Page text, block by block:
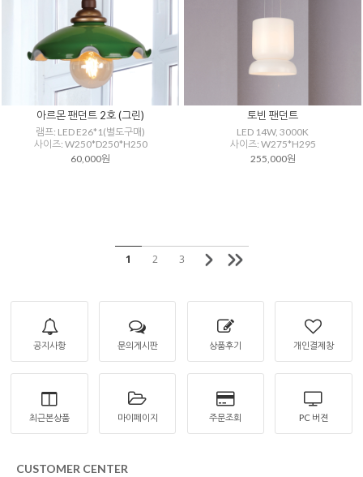
아르몬 팬던트 2호 (그린)
램프: LED E26*1(별도구매)
사이즈: W250*D250*H250
60,000원
토빈 팬던트
LED 14W, 3000K
사이즈: W275*H295
255,000원
1 2 3
공지사항 문의게시판 상품후기 개인결제창
최근본상품 마이페이지 주문조회 PC 버젼
CUSTOMER CENTER